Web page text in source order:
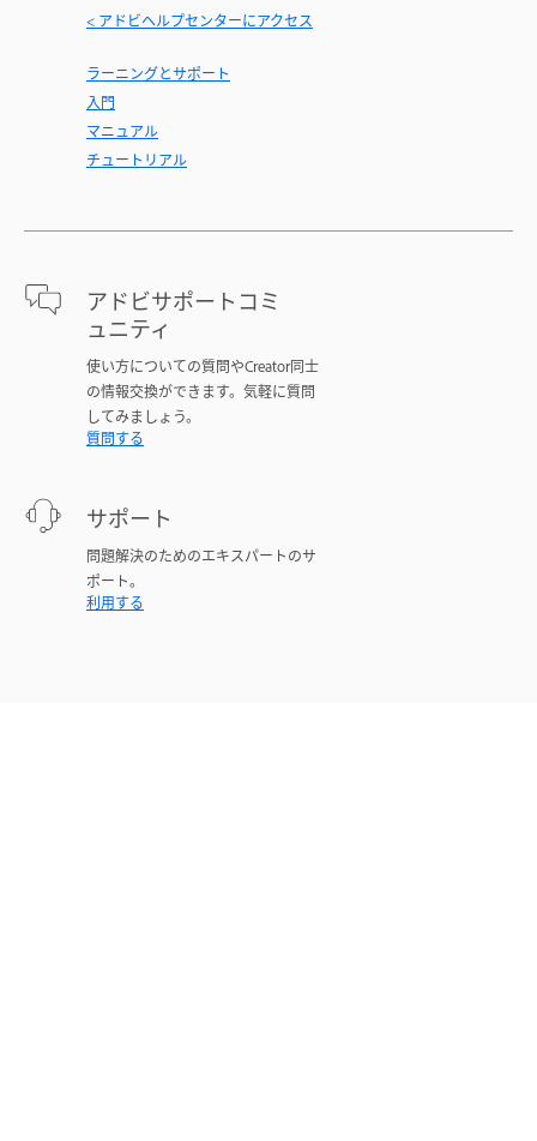
< アドビヘルプセンターにアクセス
ラーニングとサポート
入門
マニュアル
チュートリアル
アドビサポートコミ
ュニティ
使い方についての質問やCreator同士
の情報交換ができます。気軽に質問
してみましょう。
質問する
サポート
問題解決のためのエキスパートのサ
ポート。
利用する